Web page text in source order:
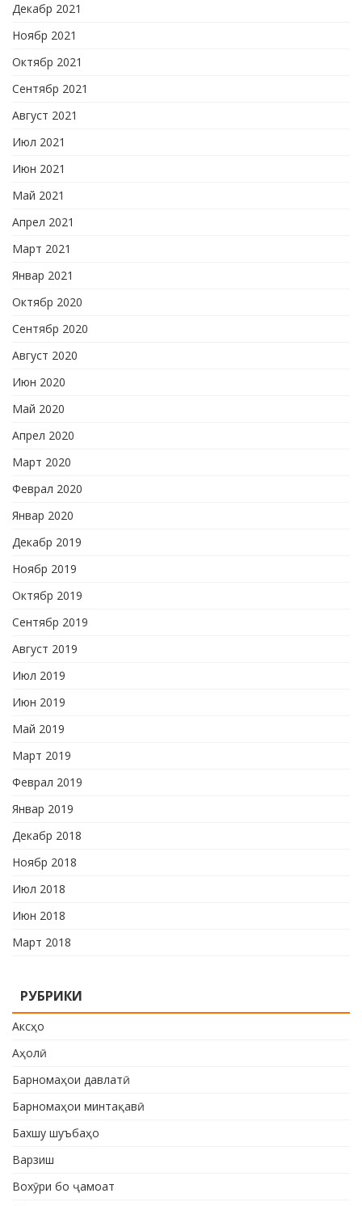
Декабр 2021
Ноябр 2021
Октябр 2021
Сентябр 2021
Август 2021
Июл 2021
Июн 2021
Май 2021
Апрел 2021
Март 2021
Январ 2021
Октябр 2020
Сентябр 2020
Август 2020
Июн 2020
Май 2020
Апрел 2020
Март 2020
Феврал 2020
Январ 2020
Декабр 2019
Ноябр 2019
Октябр 2019
Сентябр 2019
Август 2019
Июл 2019
Июн 2019
Май 2019
Март 2019
Феврал 2019
Январ 2019
Декабр 2018
Ноябр 2018
Июл 2018
Июн 2018
Март 2018
РУБРИКИ
Аксҳо
Аҳолӣ
Барномаҳои давлатӣ
Барномаҳои минтақавӣ
Бахшу шуъбаҳо
Варзиш
Вохӯри бо ҷамоат